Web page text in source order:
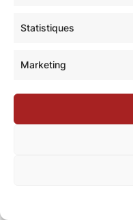
Statistiques
Marketing